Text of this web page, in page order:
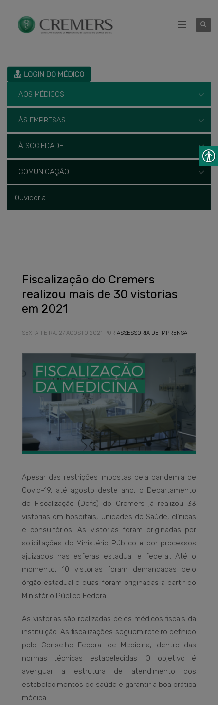
AOS MÉDICOS
ÀS EMPRESAS
À SOCIEDADE
COMUNICAÇÃO
Ouvidoria
Fiscalização do Cremers
realizou mais de 30 vistorias
em 2021
SEXTA-FEIRA, 27 AGOSTO 2021 POR ASSESSORIA DE IMPRENSA
Apesar das restrições impostas pela pandemia de
Covid-19, até agosto deste ano, o Departamento
de Fiscalização (Defis) do Cremers já realizou 33
vistorias em hospitais, unidades de Saúde, clínicas
e consultórios. As vistorias foram originadas por
solicitações do Ministério Público e por processos
ajuizados nas esferas estadual e federal. Até o
momento, 10 vistorias foram demandadas pelo
órgão estadual e duas foram originadas a partir do
Ministério Público Federal.
As vistorias são realizadas pelos médicos fiscais da
instituição. As fiscalizações seguem roteiro definido
pelo Conselho Federal de Medicina, dentro das
normas técnicas estabelecidas. O objetivo é
averiguar a estrutura de atendimento dos
estabelecimentos de saúde e garantir a boa prática
médica.